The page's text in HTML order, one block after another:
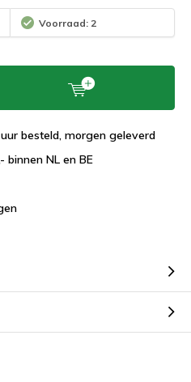
Voorraad: 2
besteld, morgen geleverd
binnen NL en BE